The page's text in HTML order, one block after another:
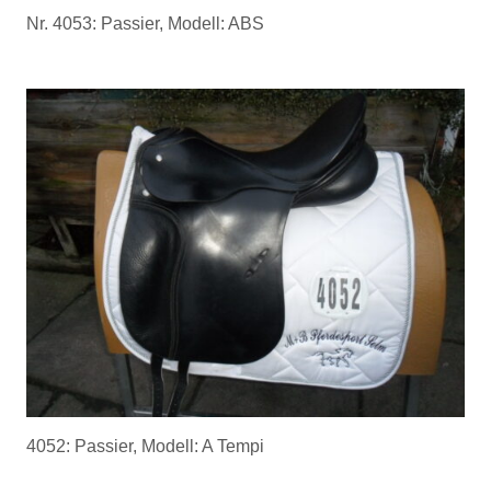
Nr. 4053: Passier, Modell: ABS
4052: Passier, Modell: A Tempi